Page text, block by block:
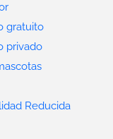
gratuito
privado
Reducida